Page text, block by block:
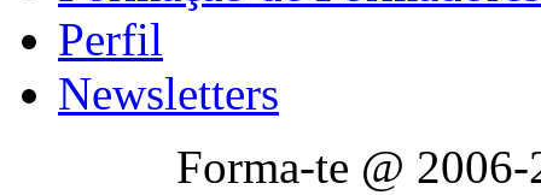
Perfil
Newsletters
Forma-te @